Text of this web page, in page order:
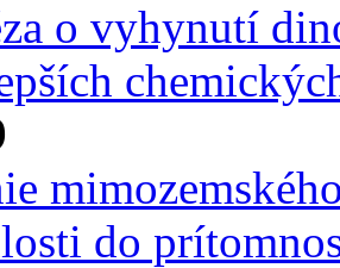
o vyhynutí
do